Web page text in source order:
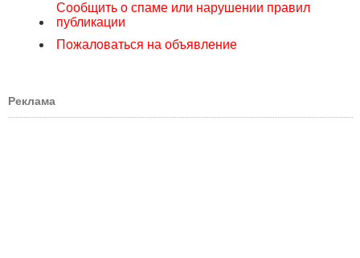
Сообщить о спаме или нарушении правил
публикации
Пожаловаться на объявление
Реклама